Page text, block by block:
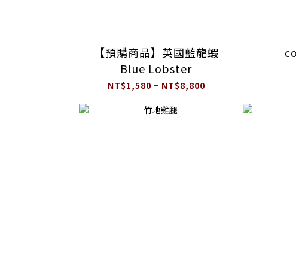
【預購商品】英國藍龍蝦
Blue Lobster
NT$1,580 ~ NT$8,800